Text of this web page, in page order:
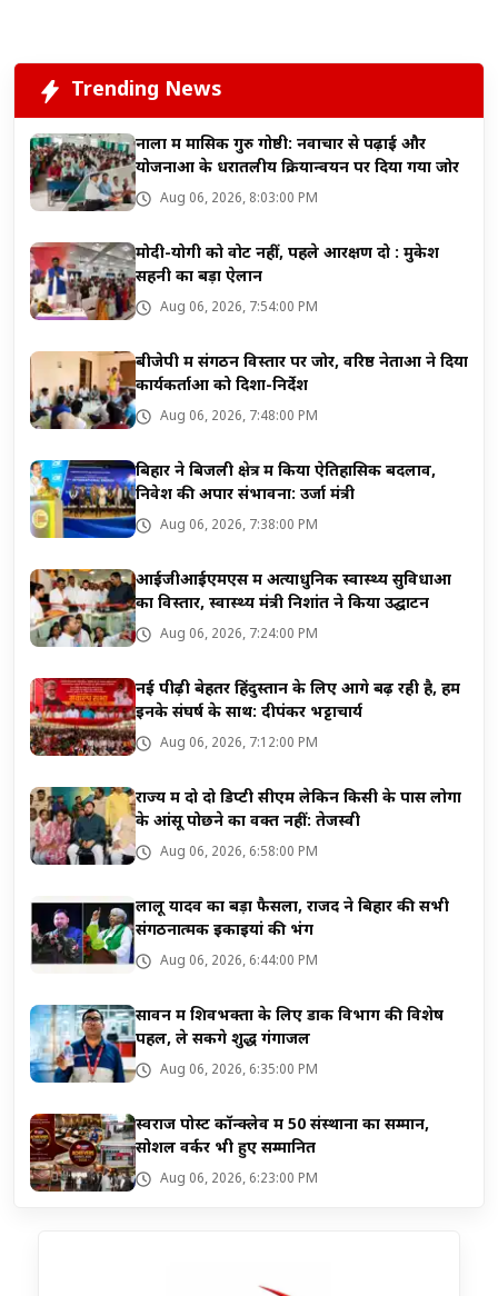
Trending News
नाला में मासिक गुरु गोष्ठी: नवाचार से पढ़ाई और
योजनाओं के धरातलीय क्रियान्वयन पर दिया गया जोर
Aug 06, 2026, 8:03:00 PM
मोदी-योगी को वोट नहीं, पहले आरक्षण दो : मुकेश
सहनी का बड़ा ऐलान
Aug 06, 2026, 7:54:00 PM
बीजेपी में संगठन विस्तार पर जोर, वरिष्ठ नेताओं ने दिया
कार्यकर्ताओं को दिशा-निर्देश
Aug 06, 2026, 7:48:00 PM
बिहार ने बिजली क्षेत्र में किया ऐतिहासिक बदलाव,
निवेश की अपार संभावना: उर्जा मंत्री
Aug 06, 2026, 7:38:00 PM
आईजीआईएमएस में अत्याधुनिक स्वास्थ्य सुविधाओं
का विस्तार, स्वास्थ्य मंत्री निशांत ने किया उद्घाटन
Aug 06, 2026, 7:24:00 PM
नई पीढ़ी बेहतर हिंदुस्तान के लिए आगे बढ़ रही है, हम
इनके संघर्ष के साथ: दीपंकर भट्टाचार्य
Aug 06, 2026, 7:12:00 PM
राज्य में दो दो डिप्टी सीएम लेकिन किसी के पास लोगों
के आंसू पोछने का वक्त नहीं: तेजस्वी
Aug 06, 2026, 6:58:00 PM
लालू यादव का बड़ा फैसला, राजद ने बिहार की सभी
संगठनात्मक इकाइयां की भंग
Aug 06, 2026, 6:44:00 PM
सावन में शिवभक्तों के लिए डाक विभाग की विशेष
पहल, ले सकेंगे शुद्ध गंगाजल
Aug 06, 2026, 6:35:00 PM
स्वराज पोस्ट कॉन्क्लेव में 50 संस्थानों का सम्मान,
सोशल वर्कर भी हुए सम्मानित
Aug 06, 2026, 6:23:00 PM